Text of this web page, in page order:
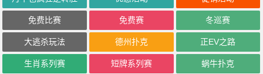
免费比赛 免费赛 冬巡赛
大逃杀玩法 德州扑克 正EV之路
生肖系列赛 短牌系列赛 蜗牛扑克